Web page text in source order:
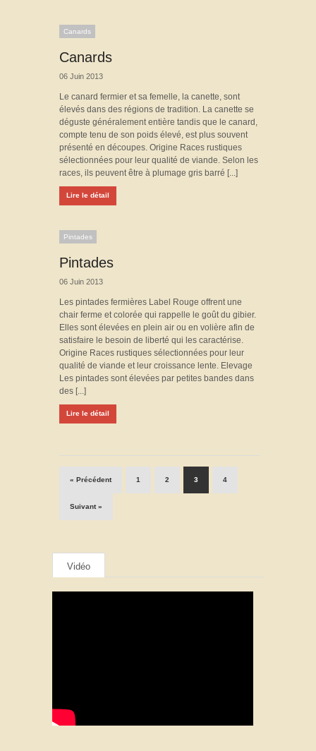
Canards
Canards
06 Juin 2013
Le canard fermier et sa femelle, la canette, sont
élevés dans des régions de tradition. La canette se
déguste généralement entière tandis que le canard,
compte tenu de son poids élevé, est plus souvent
présenté en découpes. Origine Races rustiques
sélectionnées pour leur qualité de viande. Selon les
races, ils peuvent être à plumage gris barré [...]
Lire le détail
Pintades
Pintades
06 Juin 2013
Les pintades fermières Label Rouge offrent une
chair ferme et colorée qui rappelle le goût du gibier.
Elles sont élevées en plein air ou en volière afin de
satisfaire le besoin de liberté qui les caractérise.
Origine Races rustiques sélectionnées pour leur
qualité de viande et leur croissance lente. Elevage
Les pintades sont élevées par petites bandes dans
des [...]
Lire le détail
« Précédent 1 2 3 4
Suivant »
Vidéo